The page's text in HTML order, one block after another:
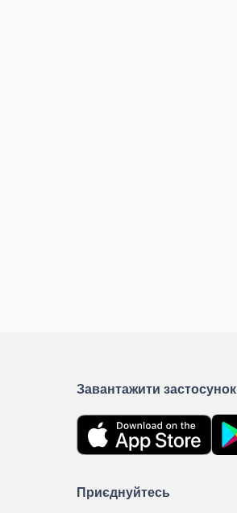
Завантажити застосунок
Приєднуйтесь